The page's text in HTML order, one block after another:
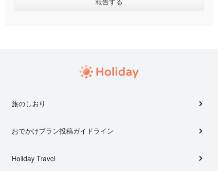
旅のしおり
おでかけプラン投稿ガイドライン
Holiday Travel